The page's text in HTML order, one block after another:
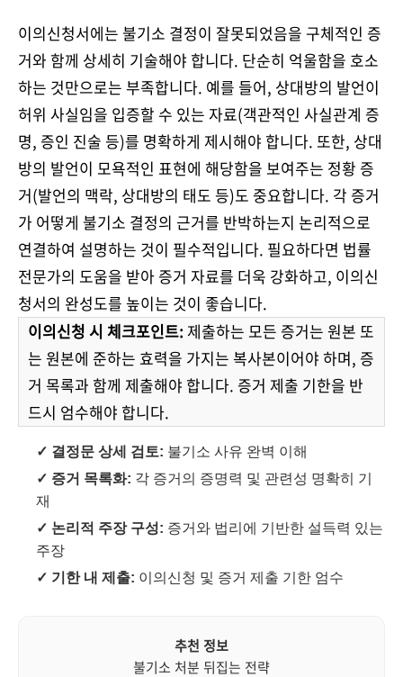
이의신청서에는 불기소 결정이 잘못되었음을 구체적인 증
거와 함께 상세히 기술해야 합니다. 단순히 억울함을 호소
하는 것만으로는 부족합니다. 예를 들어, 상대방의 발언이
허위 사실임을 입증할 수 있는 자료(객관적인 사실관계 증
명, 증인 진술 등)를 명확하게 제시해야 합니다. 또한, 상대
방의 발언이 모욕적인 표현에 해당함을 보여주는 정황 증
거(발언의 맥락, 상대방의 태도 등)도 중요합니다. 각 증거
가 어떻게 불기소 결정의 근거를 반박하는지 논리적으로
연결하여 설명하는 것이 필수적입니다. 필요하다면 법률
전문가의 도움을 받아 증거 자료를 더욱 강화하고, 이의신
청서의 완성도를 높이는 것이 좋습니다.
이의신청 시 체크포인트: 제출하는 모든 증거는 원본 또
는 원본에 준하는 효력을 가지는 복사본이어야 하며, 증
거 목록과 함께 제출해야 합니다. 증거 제출 기한을 반
드시 엄수해야 합니다.
✓ 결정문 상세 검토: 불기소 사유 완벽 이해
✓ 증거 목록화: 각 증거의 증명력 및 관련성 명확히 기
재
✓ 논리적 주장 구성: 증거와 법리에 기반한 설득력 있는
주장
✓ 기한 내 제출: 이의신청 및 증거 제출 기한 엄수
추천 정보
불기소 처분 뒤집는 전략